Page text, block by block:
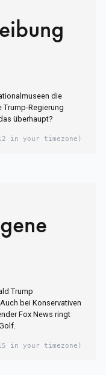
die
Trump-Regierung
überhaupt?
in your timezone)
Trump
bei Konservativen
Fox News ringt
in your timezone)